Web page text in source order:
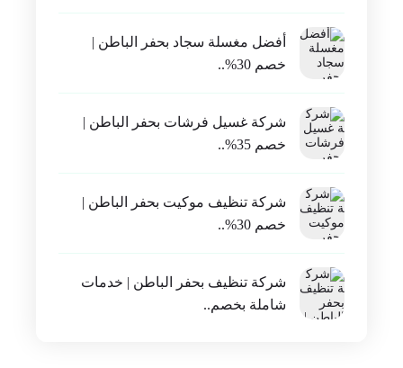
أفضل مغسلة سجاد بحفر الباطن |
خصم 30%..
شركة غسيل فرشات بحفر الباطن |
خصم 35%..
شركة تنظيف موكيت بحفر الباطن |
خصم 30%..
شركة تنظيف بحفر الباطن | خدمات
شاملة بخصم..